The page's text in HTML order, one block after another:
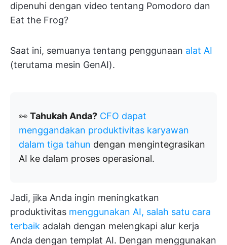
dipenuhi dengan video tentang Pomodoro dan
Eat the Frog?
Saat ini, semuanya tentang penggunaan alat AI
(terutama mesin GenAI).
👀 Tahukah Anda? CFO dapat
menggandakan produktivitas karyawan
dalam tiga tahun dengan mengintegrasikan
AI ke dalam proses operasional.
Jadi, jika Anda ingin meningkatkan
produktivitas menggunakan AI, salah satu cara
terbaik adalah dengan melengkapi alur kerja
Anda dengan templat AI. Dengan menggunakan